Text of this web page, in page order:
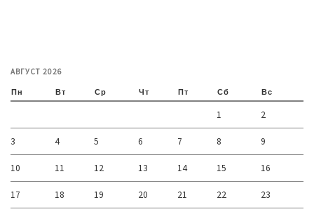
АВГУСТ 2026
Пн Вт Ср Чт Пт Сб Вс
1 2
3 4 5 6 7 8 9
10 11 12 13 14 15 16
17 18 19 20 21 22 23